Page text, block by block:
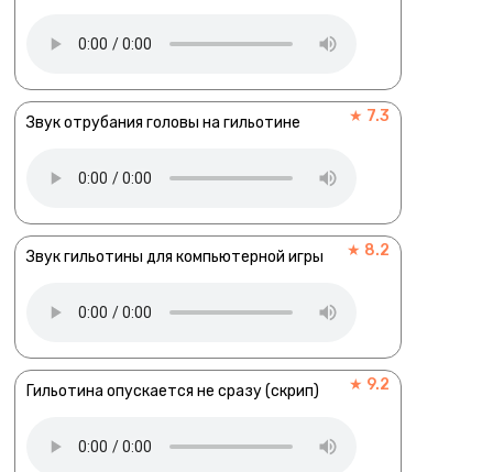
Звук отрубания головы на гильотине ★ 7.3
Звук гильотины для компьютерной игры ★ 8.2
Гильотина опускается не сразу (скрип) ★ 9.2